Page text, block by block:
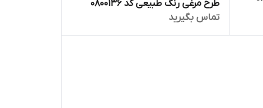
طرح مرغی رنگ طبیعی کد 0800136
تماس بگیرید